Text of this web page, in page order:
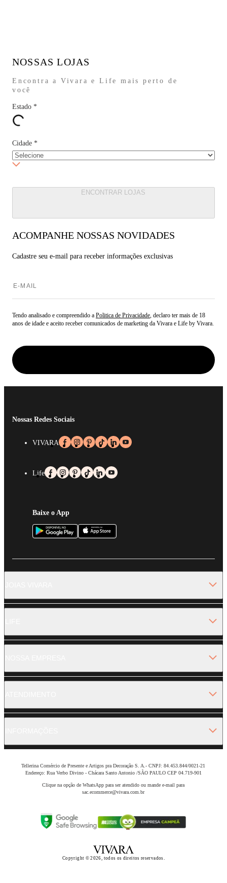
NOSSAS LOJAS
Encontra a Vivara e Life mais perto de
você
Estado *
Cidade *
ENCONTRAR LOJAS
ACOMPANHE NOSSAS NOVIDADES
Cadastre seu e-mail para receber informações exclusivas
Tendo analisado e compreendido a Politica de Privacidade, declaro ter mais de 18
anos de idade e aceito receber comunicados de marketing da Vivara e Life by Vivara.
Nossas Redes Sociais
VIVARA
Life
Baixe o App
Tellerina Comércio de Presente e Artigos pra Decoração S. A.- CNPJ: 84.453.844/0021-21
Endereço: Rua Verbo Divino - Chácara Santo Antonio /SÃO PAULO CEP 04.719-901
Clique na opção de WhatsApp para ser atendido ou mande e-mail para
sac.ecommerce@vivara.com.br
Copyright © 2026, todos os direitos reservados.